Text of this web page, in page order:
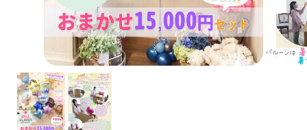
さ